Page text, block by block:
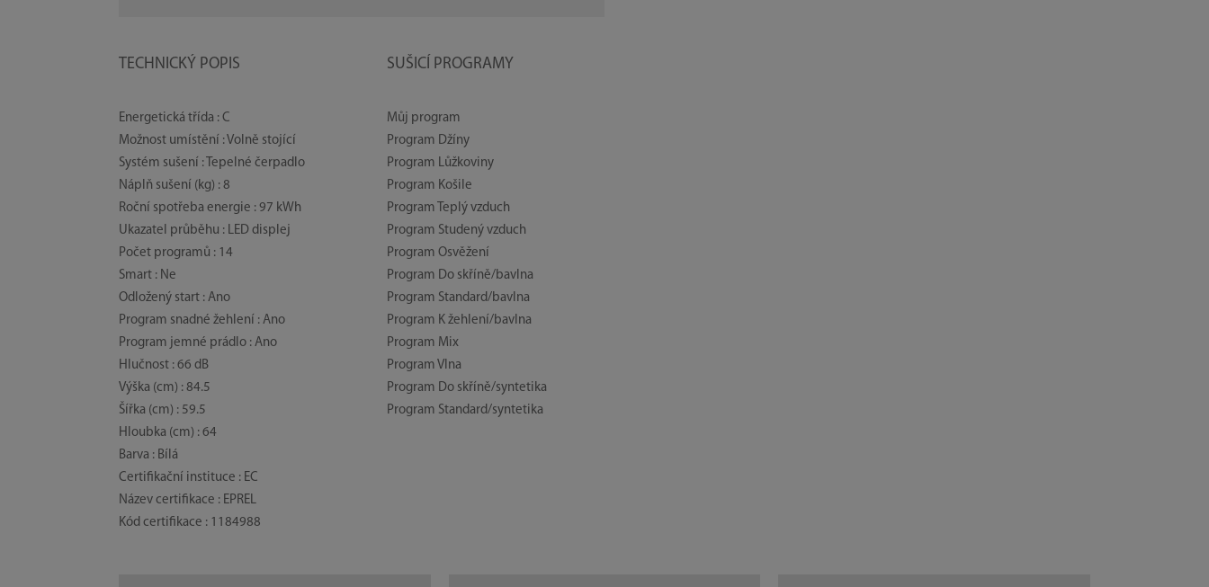
TECHNICKÝ POPIS
Energetická třída : C
Možnost umístění : Volně stojící
Systém sušení : Tepelné čerpadlo
Náplň sušení (kg) : 8
Roční spotřeba energie : 97 kWh
Ukazatel průběhu : LED displej
Počet programů : 14
Smart : Ne
Odložený start : Ano
Program snadné žehlení : Ano
Program jemné prádlo : Ano
Hlučnost : 66 dB
Výška (cm) : 84.5
Šířka (cm) : 59.5
Hloubka (cm) : 64
Barva : Bílá
Certifikační instituce : EC
Název certifikace : EPREL
Kód certifikace : 1184988
SUŠICÍ PROGRAMY
Můj program
Program Džíny
Program Lůžkoviny
Program Košile
Program Teplý vzduch
Program Studený vzduch
Program Osvěžení
Program Do skříně/bavlna
Program Standard/bavlna
Program K žehlení/bavlna
Program Mix
Program Vlna
Program Do skříně/syntetika
Program Standard/syntetika